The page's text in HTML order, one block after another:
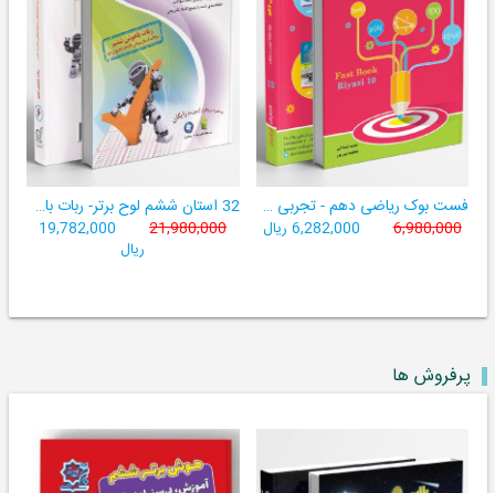
فست بوک ریاضی دهم - تجربی و ریاضی ((آموزش سریع، آسان و کامل ریاضی پایۀ دهم))
6,980,000 6,282,000 ریال
32 استان ششم لوح برتر- ربات باهوش ششم ((به همراه سامانۀ آزمون‌ساز رایگان))
21,980,000
19,782,000
ریال
پرفروش ها